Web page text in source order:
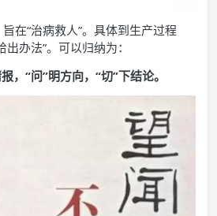
在“治病救人”。具体到生产过程
办法”。可以归纳为：
，“问”明方向，“切”下结论。